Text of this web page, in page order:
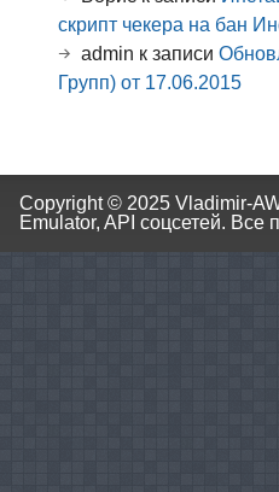
скрипт чекера на бан
admin к записи
Групп) от 17.06.2015
Copyright © 2025 Vladimir-
Emulator, API соцсетей. Все